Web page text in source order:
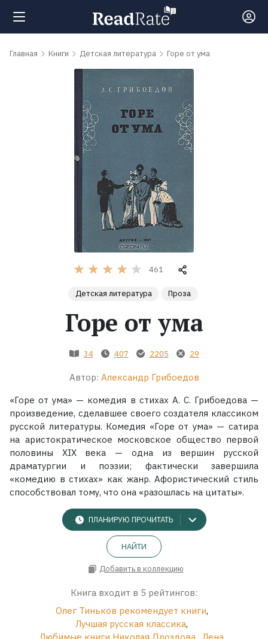
Поиск
Экранизации
Коллекции
Главная Книги Детская литература Горе от ума
461
Детская литература Проза
Горе от ума
34 407 2205 29
Автор: Александр Грибоедов
«Горе от ума» — комедия в стихах А. С. Грибоедова —
произведение, сделавшее своего создателя классиком
русской литературы. Комедия «Горе от ума» — сатира
на аристократическое московское общество первой
половины XIX века — одна из вершин русской
драматургии и поэзии; фактически завершила
«комедию в стихах» как жанр. Афористический стиль
способствовал тому, что она «разошлась на цитаты».
ПЛАНИРУЮ ПРОЧИТАТЬ
НАЙТИ
Добавить в коллекцию
Книга входит в 5 рейтингов:
Олег Тиньков рекомендует книги,
Лучшая русская классика,